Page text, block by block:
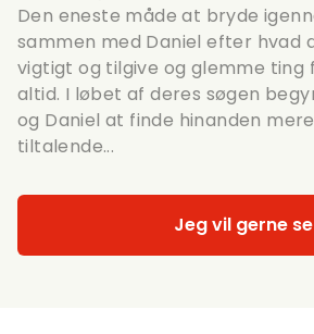
Den eneste måde at bryde
sammen med Daniel efter hvad
vigtigt og tilgive og glemme
altid. I løbet af deres søgen
og Daniel at finde hinanden
tiltalende...
Jeg vil gerne se